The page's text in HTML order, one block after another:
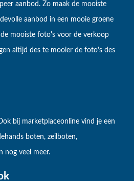
aanbod. Zo maak de mooiste
aanbod in een mooie groene
mooiste foto's voor de verkoop
altijd des te mooier de foto's des
bij marketplaceonline vind je een
boten, zeilboten,
nog veel meer.